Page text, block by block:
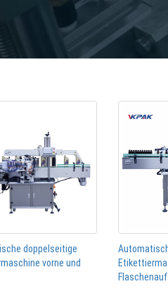
doppelseitige
vorne und